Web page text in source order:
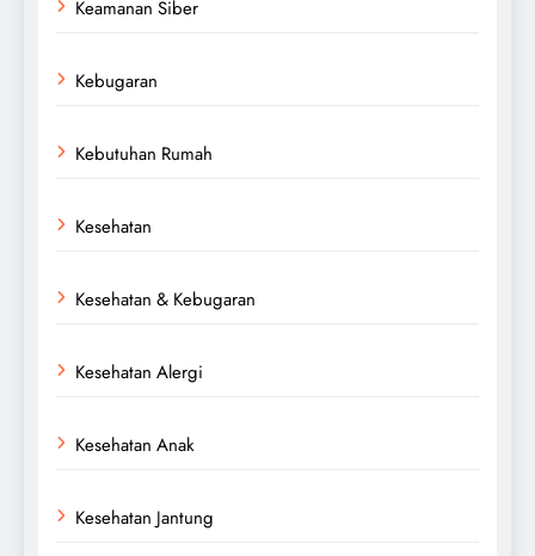
Keamanan Siber
Kebugaran
Kebutuhan Rumah
Kesehatan
Kesehatan & Kebugaran
Kesehatan Alergi
Kesehatan Anak
Kesehatan Jantung